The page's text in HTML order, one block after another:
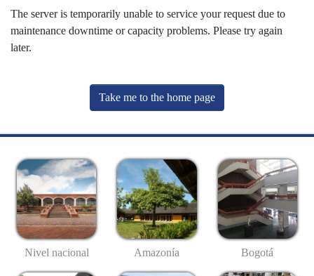
The server is temporarily unable to service your request due to
maintenance downtime or capacity problems. Please try again
later.
Take me to the home page
Nivel nacional Amazonía Bogotá